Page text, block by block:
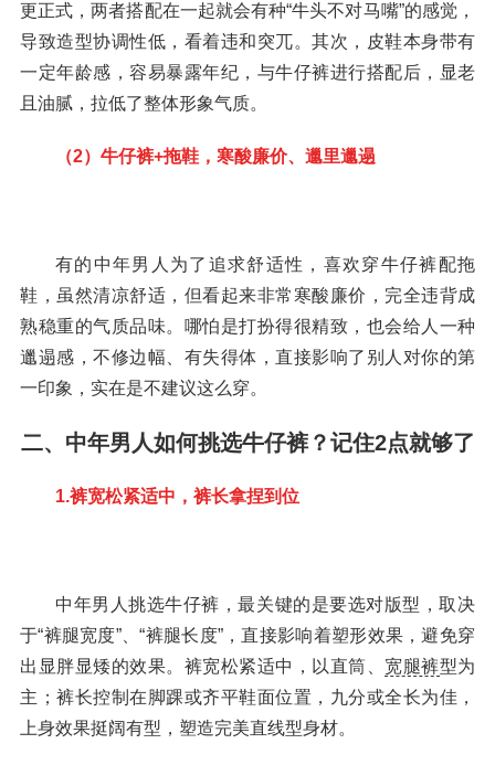
更正式，两者搭配在一起就会有种“牛头不对马嘴”的感觉，
导致造型协调性低，看着违和突兀。其次，皮鞋本身带有
一定年龄感，容易暴露年纪，与牛仔裤进行搭配后，显老
且油腻，拉低了整体形象气质。
（2）牛仔裤+拖鞋，寒酸廉价、邋里邋遢
有的中年男人为了追求舒适性，喜欢穿牛仔裤配拖
鞋，虽然清凉舒适，但看起来非常寒酸廉价，完全违背成
熟稳重的气质品味。哪怕是打扮得很精致，也会给人一种
邋遢感，不修边幅、有失得体，直接影响了别人对你的第
一印象，实在是不建议这么穿。
二、中年男人如何挑选牛仔裤？记住2点就够了
1.裤宽松紧适中，裤长拿捏到位
中年男人挑选牛仔裤，最关键的是要选对版型，取决
于“裤腿宽度”、“裤腿长度”，直接影响着塑形效果，避免穿
出显胖显矮的效果。裤宽松紧适中，以直筒、 宽腿裤型为
主；裤长控制在脚踝或齐平鞋面位置，九分或全长为佳，
上身效果挺阔有型，塑造完美直线型身材。